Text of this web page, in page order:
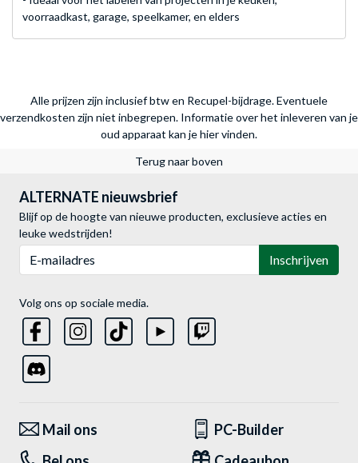
voorraadkast, garage, speelkamer, en elders
Alle prijzen zijn inclusief btw en Recupel-bijdrage. Eventuele
verzendkosten zijn niet inbegrepen. Informatie over het inleveren van je
oud apparaat kan je hier vinden.
Terug naar boven
ALTERNATE nieuwsbrief
Blijf op de hoogte van nieuwe producten, exclusieve acties en
leuke wedstrijden!
Inschrijven
Volg ons op sociale media.
Mail ons
PC-Builder